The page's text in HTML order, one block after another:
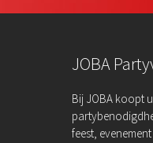
JOBA
Bij JOBA koopt
feest,